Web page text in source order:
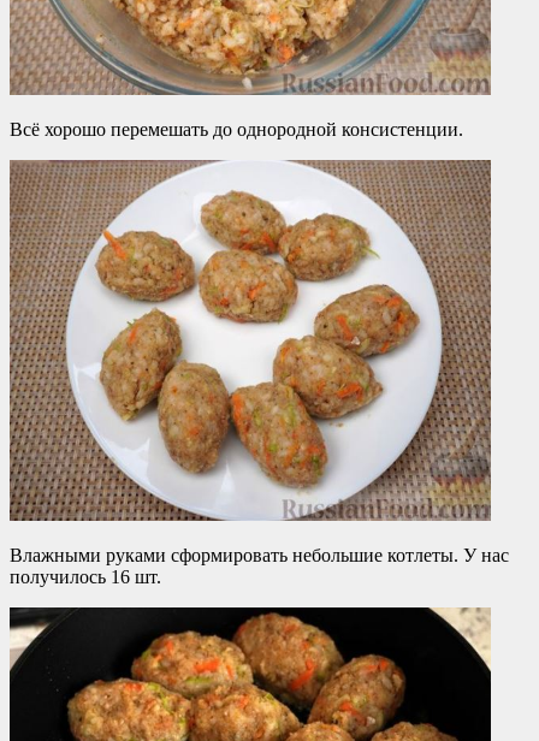
Всё хорошо перемешать до однородной консистенции.
Влажными руками сформировать небольшие котлеты. У нас
получилось 16 шт.